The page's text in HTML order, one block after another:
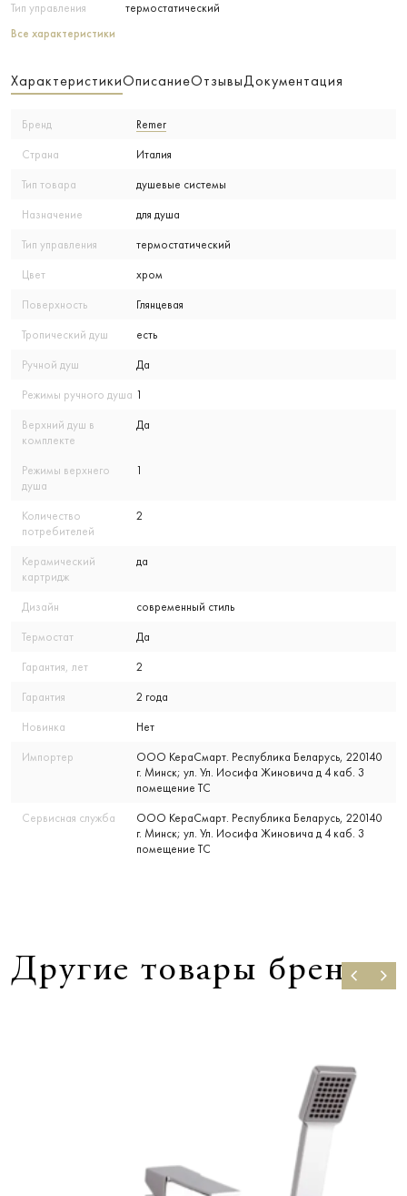
Тип управления
термостатический
Все характеристики
ХарактеристикиОписаниеОтзывыДокументация
Бренд Remer
Страна Италия
Тип товара душевые системы
Назначение для душа
Тип управления термостатический
Цвет хром
Поверхность Глянцевая
Тропический душ есть
Ручной душ Да
Режимы ручного душа 1
Верхний душ в
комплекте
Да
Режимы верхнего
душа
1
Количество
потребителей
2
Керамический
картридж
да
Дизайн современный стиль
Термостат Да
Гарантия, лет 2
Гарантия 2 года
Новинка Нет
Импортер
ООО КераСмарт. Республика Беларусь, 220140
г. Минск; ул. Ул. Иосифа Жиновича д 4 каб. 3
помещение ТС
Сервисная служба
ООО КераСмарт. Республика Беларусь, 220140
г. Минск; ул. Ул. Иосифа Жиновича д 4 каб. 3
помещение ТС
Другие товары бренда